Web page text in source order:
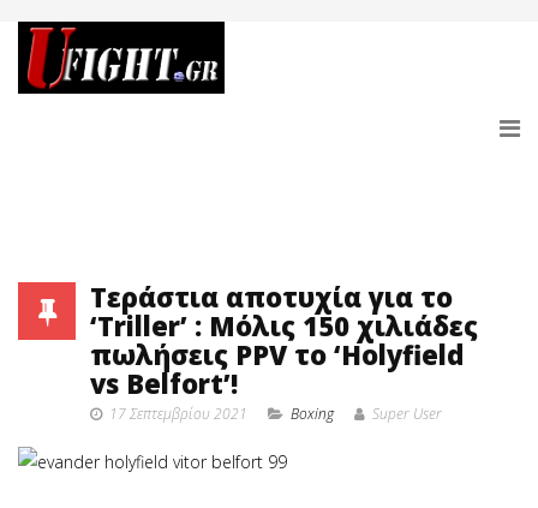
Τεράστια αποτυχία για το
‘Triller’ : Μόλις 150 χιλιάδες
πωλήσεις PPV το ‘Holyfield
vs Belfort’!
17 Σεπτεμβρίου 2021 Boxing Super User